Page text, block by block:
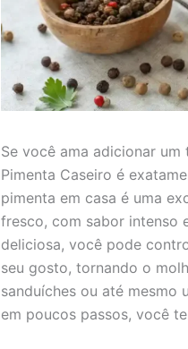
Se você ama adicionar
Pimenta Caseiro é
pimenta em casa é uma
fresco, com sabor intenso
deliciosa, você pode
seu gosto, tornando o
sanduíches ou até mesmo
em poucos passos, você